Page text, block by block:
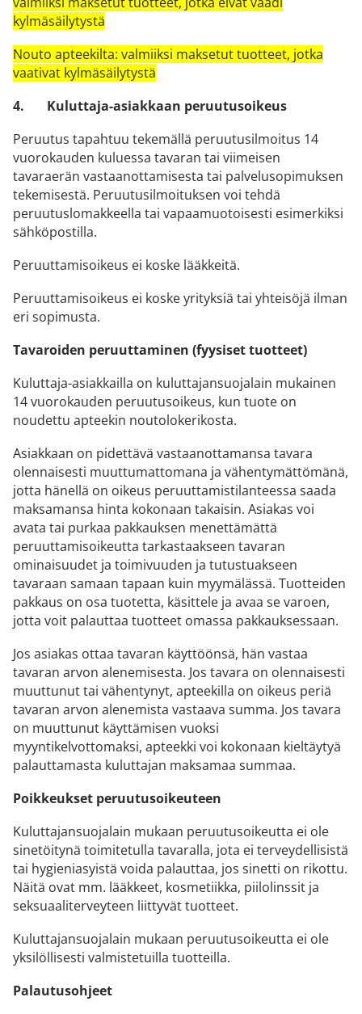
kylmäsäilytystä
Nouto apteekilta: valmiiksi maksetut tuotteet, jotka
vaativat kylmäsäilytystä
4. Kuluttaja-asiakkaan peruutusoikeus
Peruutus tapahtuu tekemällä peruutusilmoitus 14
vuorokauden kuluessa tavaran tai viimeisen
tavaraerän vastaanottamisesta tai palvelusopimuksen
tekemisestä. Peruutusilmoituksen voi tehdä
peruutuslomakkeella tai vapaamuotoisesti esimerkiksi
sähköpostilla.
Peruuttamisoikeus ei koske lääkkeitä.
Peruuttamisoikeus ei koske yrityksiä tai yhteisöjä ilman
eri sopimusta.
Tavaroiden peruuttaminen (fyysiset tuotteet)
Kuluttaja-asiakkailla on kuluttajansuojalain mukainen
14 vuorokauden peruutusoikeus, kun tuote on
noudettu apteekin noutolokerikosta.
Asiakkaan on pidettävä vastaanottamansa tavara
olennaisesti muuttumattomana ja vähentymättömänä,
jotta hänellä on oikeus peruuttamistilanteessa saada
maksamansa hinta kokonaan takaisin. Asiakas voi
avata tai purkaa pakkauksen menettämättä
peruuttamisoikeutta tarkastaakseen tavaran
ominaisuudet ja toimivuuden ja tutustuakseen
tavaraan samaan tapaan kuin myymälässä. Tuotteiden
pakkaus on osa tuotetta, käsittele ja avaa se varoen,
jotta voit palauttaa tuotteet omassa pakkauksessaan.
Jos asiakas ottaa tavaran käyttöönsä, hän vastaa
tavaran arvon alenemisesta. Jos tavara on olennaisesti
muuttunut tai vähentynyt, apteekilla on oikeus periä
tavaran arvon alenemista vastaava summa. Jos tavara
on muuttunut käyttämisen vuoksi
myyntikelvottomaksi, apteekki voi kokonaan kieltäytyä
palauttamasta kuluttajan maksamaa summaa.
Poikkeukset peruutusoikeuteen
Kuluttajansuojalain mukaan peruutusoikeutta ei ole
sinetöitynä toimitetulla tavaralla, jota ei terveydellisistä
tai hygieniasyistä voida palauttaa, jos sinetti on rikottu.
Näitä ovat mm. lääkkeet, kosmetiikka, piilolinssit ja
seksuaaliterveyteen liittyvät tuotteet.
Kuluttajansuojalain mukaan peruutusoikeutta ei ole
yksilöllisesti valmistetuilla tuotteilla.
Palautusohjeet